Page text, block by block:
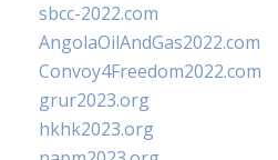
sbcc-2022.com
AngolaOilAndGas2022.com
Convoy4Freedom2022.com
grur2023.org
hkhk2023.org